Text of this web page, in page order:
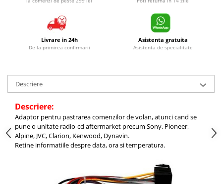
Livrare in 24h
De la primirea confirmarii
Asistenta gratuita
Asistenta de specialitate
Descriere
Descriere:
Adaptor pentru pastrarea comenzilor de volan, atunci cand se
pune o unitate radio-cd aftermarket precum Sony, Pioneer,
Alpine, JVC, Clarion, Kenwood, Dynavin.
Retine informatiile despre data, ora si temperatura.